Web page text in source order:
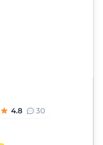
4.8 30